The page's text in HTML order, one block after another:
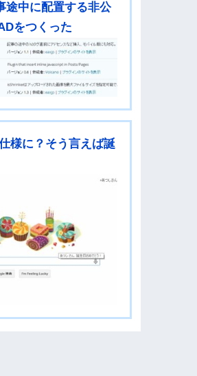
途中に配置する非公
をつくった
様に？そう言えば誕